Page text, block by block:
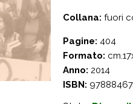
Collana: fuori
Pagine: 404
Formato:
Anno: 2014
ISBN: